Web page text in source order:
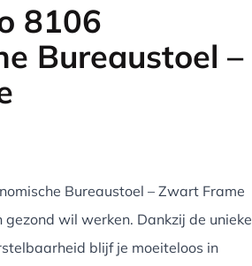
8106
Bureaustoel –
Bureaustoel – Zwart Frame
wil werken. Dankzij de unieke
blijf je moeiteloos in